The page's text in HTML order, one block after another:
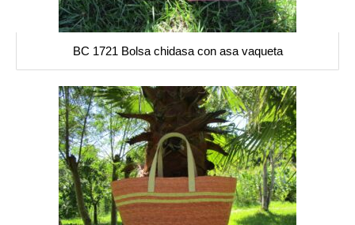
BC 1721 Bolsa chidasa con asa vaqueta